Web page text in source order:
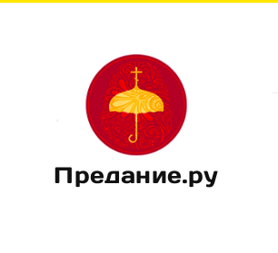
Предание.ру